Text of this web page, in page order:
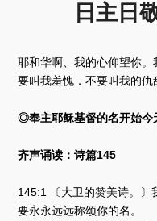
日主日
耶和华啊、我的心仰望你
要叫我羞愧．不要叫我的仇
◎奉主耶稣基督的名开始今
齐声诵读：诗篇145
145:1 〔大卫的赞美诗。
要永永远远称颂你的名。